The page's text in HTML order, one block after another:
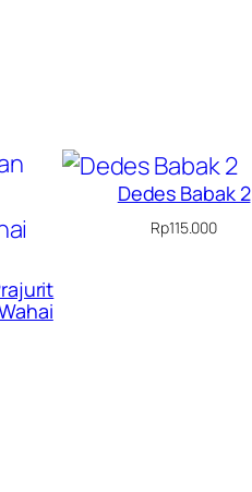
Dedes Babak 2
Rp115.000